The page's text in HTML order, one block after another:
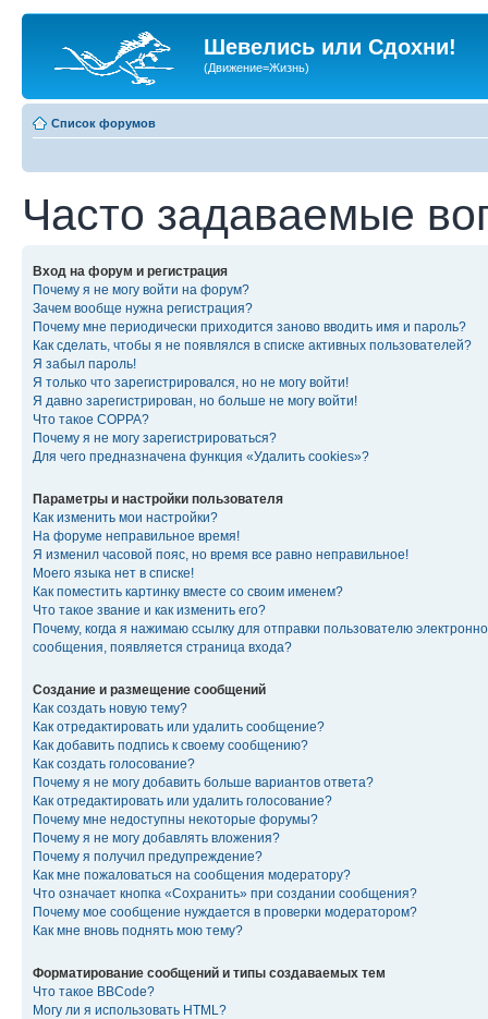
Шевелись или Сдохни!
(Движение=Жизнь)
Список форумов
Часто задаваемые
Вход на форум и регистрация
Почему я не могу войти на форум?
Зачем вообще нужна регистрация?
Почему мне периодически приходится заново вводить имя и пароль?
Как сделать, чтобы я не появлялся в списке активных пользователей?
Я забыл пароль!
Я только что зарегистрировался, но не могу войти!
Я давно зарегистрирован, но больше не могу войти!
Что такое COPPA?
Почему я не могу зарегистрироваться?
Для чего предназначена функция «Удалить cookies»?
Параметры и настройки пользователя
Как изменить мои настройки?
На форуме неправильное время!
Я изменил часовой пояс, но время все равно неправильное!
Моего языка нет в списке!
Как поместить картинку вместе со своим именем?
Что такое звание и как изменить его?
Почему, когда я нажимаю ссылку для отправки пользователю
сообщения, появляется страница входа?
Создание и размещение сообщений
Как создать новую тему?
Как отредактировать или удалить сообщение?
Как добавить подпись к своему сообщению?
Как создать голосование?
Почему я не могу добавить больше вариантов ответа?
Как отредактировать или удалить голосование?
Почему мне недоступны некоторые форумы?
Почему я не могу добавлять вложения?
Почему я получил предупреждение?
Как мне пожаловаться на сообщения модератору?
Что означает кнопка «Сохранить» при создании сообщения?
Почему мое сообщение нуждается в проверки модератором?
Как мне вновь поднять мою тему?
Форматирование сообщений и типы создаваемых тем
Что такое BBCode?
Могу ли я использовать HTML?